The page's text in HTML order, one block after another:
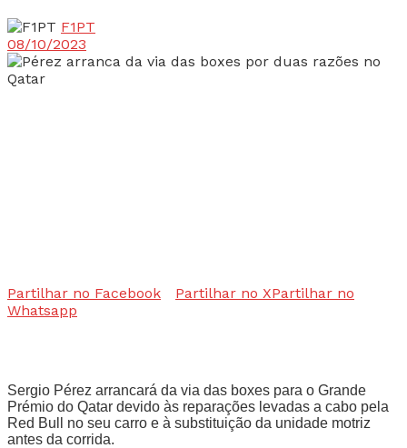
F1PT
08/10/2023
Partilhar no Facebook Partilhar no XPartilhar no
Whatsapp
Sergio Pérez arrancará da via das boxes para o Grande
Prémio do Qatar devido às reparações levadas a cabo pela
Red Bull no seu carro e à substituição da unidade motriz
antes da corrida.